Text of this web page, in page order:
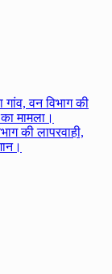
वन विभाग की
मामला।
की लापरवाही,